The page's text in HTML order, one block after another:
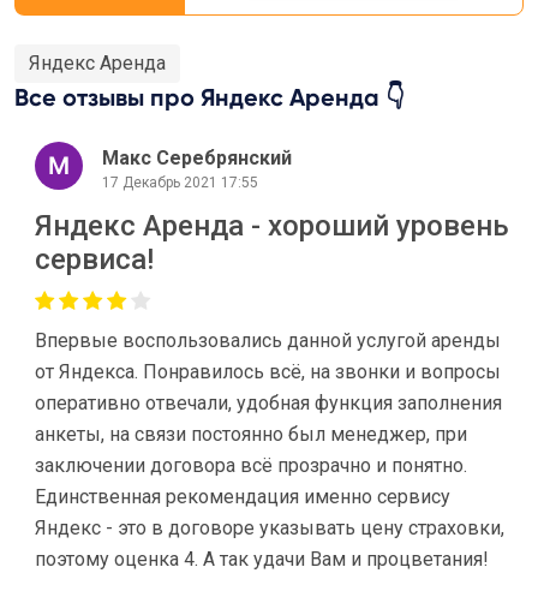
Яндекс Аренда
Все отзывы про Яндекс Аренда 👇
Макс Серебрянский
17 Декабрь 2021 17:55
Яндекс Аренда - хороший уровень
сервиса!
Впервые воспользовались данной услугой аренды
от Яндекса. Понравилось всё, на звонки и вопросы
оперативно отвечали, удобная функция заполнения
анкеты, на связи постоянно был менеджер, при
заключении договора всё прозрачно и понятно.
Единственная рекомендация именно сервису
Яндекс - это в договоре указывать цену страховки,
поэтому оценка 4. А так удачи Вам и процветания!